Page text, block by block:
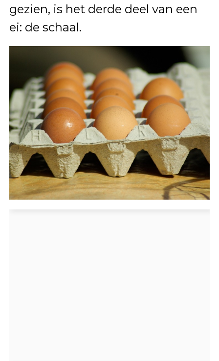
gezien, is het derde deel van een
ei: de schaal.